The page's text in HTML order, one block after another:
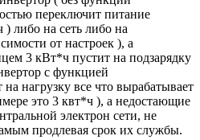
переключит питание
) либо на сеть либо на
от настроек ), а
3 кВт*ч пустит на подзарядку
с функцией
нагрузку все что вырабатывает
это 3 квт*ч ), а недостающие
электрон сети, не
продлевая срок их службы.